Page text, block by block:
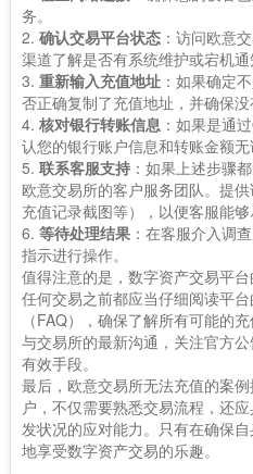
务。
2. 确认交易平台状态：访问欧意
渠道了解是否有系统维护或宕机通
3. 重新输入充值地址：如果确定
否正确复制了充值地址，并确保没
4. 核对银行转账信息：如果是通
认您的银行账户信息和转账金额无
5. 联系客服支持：如果上述步骤
欧意交易所的客户服务团队。提
充值记录截图等），以便客服能够
6. 等待处理结果：在客服介入调
指示进行操作。
值得注意的是，数字资产交易平
任何交易之前都应当仔细阅读平
（FAQ），确保了解所有可能的
与交易所的最新沟通，关注官方
有效手段。
最后，欧意交易所无法充值的案
户，不仅需要熟悉交易流程，还
发状况的应对能力。只有在确保
地享受数字资产交易的乐趣。